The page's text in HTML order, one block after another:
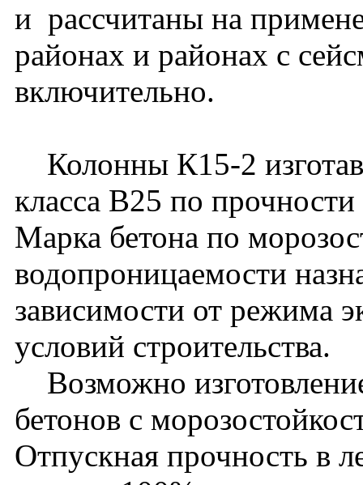
и рассчитаны на
районах и районах с
включительно.
Колонны К15-2
класса В25 по
Марка бетона по
водопроницаемости
зависимости от режима
условий строительства.
Возможно
бетонов с
Отпускная прочность в